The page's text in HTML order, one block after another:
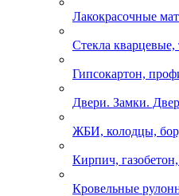
Лакокрасочные
Стекла кварцевые,
Гипсокартон,
Двери. Замки.
ЖБИ, колодцы,
Кирпич,
Кровельные